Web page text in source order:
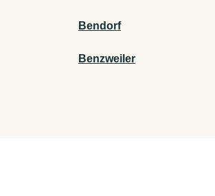
Bendorf
Benzweiler